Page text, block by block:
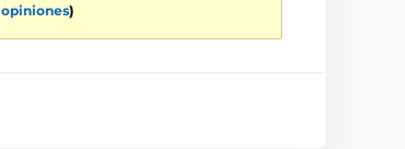
opiniones)